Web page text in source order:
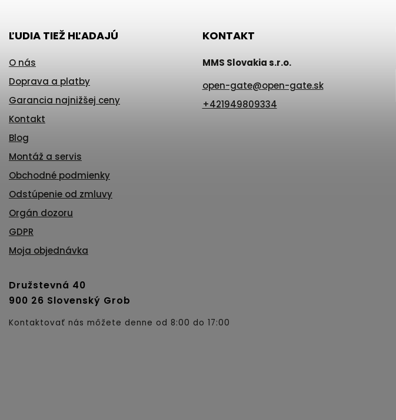
ĽUDIA TIEŽ HĽADAJÚ
O nás
Doprava a platby
Garancia najnižšej ceny
Kontakt
Blog
Montáž a servis
Obchodné podmienky
Odstúpenie od zmluvy
Orgán dozoru
GDPR
Moja objednávka
KONTAKT
MMS Slovakia s.r.o.
open-gate@open-gate.sk
+421949809334
Družstevná 40
900 26 Slovenský Grob
Kontaktovať nás môžete denne od 8:00 do 17:00